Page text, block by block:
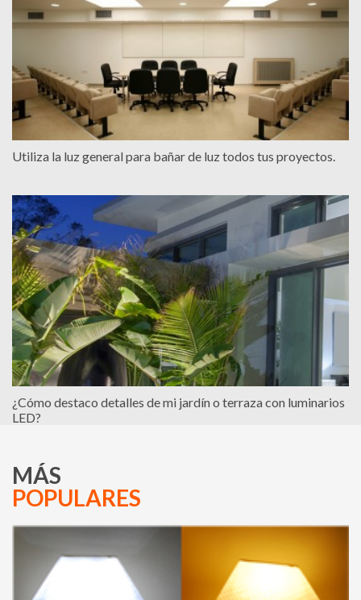
Utiliza la luz general para bañar de luz todos tus proyectos.
¿Cómo destaco detalles de mi jardín o terraza con luminarios
LED?
MÁS
POPULARES